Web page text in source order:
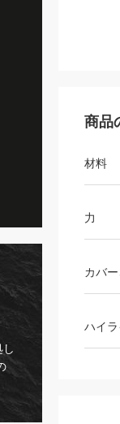
商品
材料
力
カバ
ハイラ